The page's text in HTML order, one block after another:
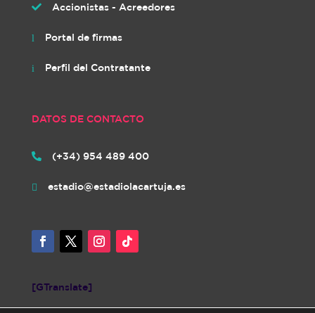
 Accionistas - Acreedores
l Portal de firmas
i Perfil del Contratante
DATOS DE CONTACTO
 (+34) 954 489 400
 estadio@estadiolacartuja.es
[GTranslate]